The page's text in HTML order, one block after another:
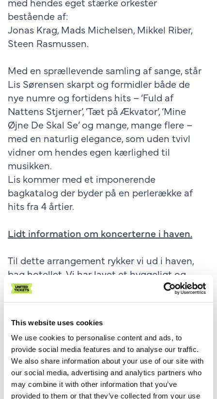
This website uses cookies
We use cookies to personalise content and ads, to
provide social media features and to analyse our traffic.
We also share information about your use of our site with
our social media, advertising and analytics partners who
may combine it with other information that you’ve
provided to them or that they’ve collected from your use
bestående af:
Jonas Krag, Mads Michelsen, Mikkel Riber,
Steen Rasmussen.
Med en sprællevende samling af sange, står
Lis Sørensen skarpt og formidler både de
nye numre og fortidens hits – ’Fuld af
Nattens Stjerner’, ’Tæt på Ækvator’, ’Mine
Øjne De Skal Se’ og mange, mange flere –
med en naturlig elegance, som uden tvivl
vidner om hendes egen kærlighed til
musikken.
Lis kommer med et imponerende
bagkatalog der byder på en perlerække af
hits fra 4 årtier.
Lidt information om koncerterne i haven.
Til dette arrangement rykker vi ud i haven,
bag hotellet. Vi har lavet et hyggeligt og
farverigt koncertområde med plads til
siddende og stående publikum. Haven åbner
madboder, spiseområder, snacks , vafler,
pallemøbler m.m. Der kan ikke forhånds
reserveres pladser og mad, der er plads til
alle. Der vil være 'Summervibes' og
hyggemusik i haven inden koncerten - Live
eller fra pladespilleren alt afhængigt af